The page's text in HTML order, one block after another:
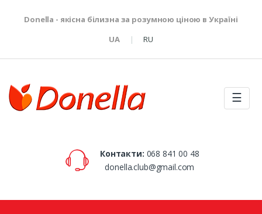
Donella - якісна білизна за розумною ціною в Україні
UA
RU
☰
Контакти: 068 841 00 48
donella.club@gmail.com